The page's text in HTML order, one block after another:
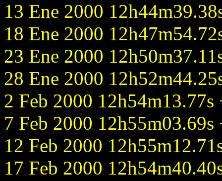
13 Ene 2000
18 Ene 2000
23 Ene 2000
28 Ene 2000
2 Feb 2000 12h54m13.77s
7 Feb 2000 12h55m03.69s
12 Feb 2000
17 Feb 2000